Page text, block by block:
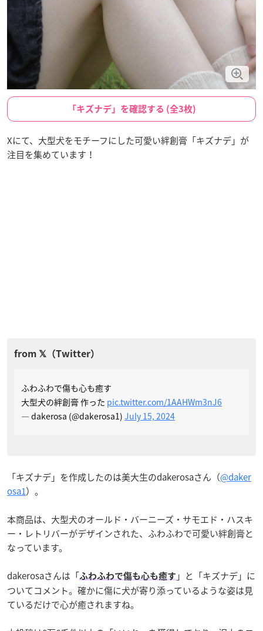
「キズナデ」を確認する (全3枚)
Xにて、大型犬をモチーフにした可愛い絆創膏「キズナデ」が
注目を集めています！
ふわふわで傷も心も癒す
大型犬の絆創膏 作った pic.twitter.com/1AAHWm3nJ6
— dakerosa (@dakerosa1) July 15, 2024
「キズナデ」を作成したのは美大生のdakerosaさん（@daker
osa1）。
本商品は、大型犬のオールド・バーニーズ・サモエド・ハスキ
ー・レトリバーがデザインされた、ふわふわで可愛い絆創膏と
なっています。
dakerosaさんは「ふわふわで傷も心も癒す 」と「キズナデ」に
ついてコメント。確かに傷に犬が寄り添っているような姿は見
ているだけで心が癒されますね。